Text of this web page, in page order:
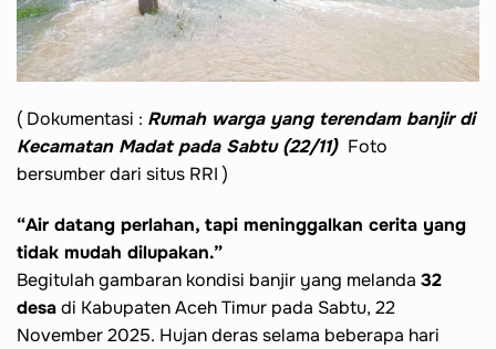
( Dokumentasi : Rumah warga yang terendam banjir di
Kecamatan Madat pada Sabtu (22/11) Foto
bersumber dari situs RRI )
“Air datang perlahan, tapi meninggalkan cerita yang
tidak mudah dilupakan.”
Begitulah gambaran kondisi banjir yang melanda 32
desadi Kabupaten Aceh Timur pada Sabtu, 22
November 2025. Hujan deras selama beberapa hari